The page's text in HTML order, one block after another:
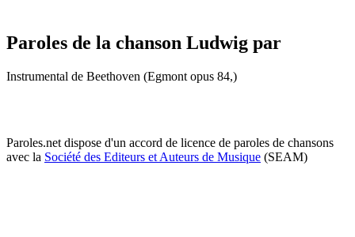
Paroles de la chanson Ludwig par
Instrumental de Beethoven (Egmont opus 84,)
Paroles.net dispose d'un accord de licence de paroles de chansons
avec la Société des Editeurs et Auteurs de Musique (SEAM)